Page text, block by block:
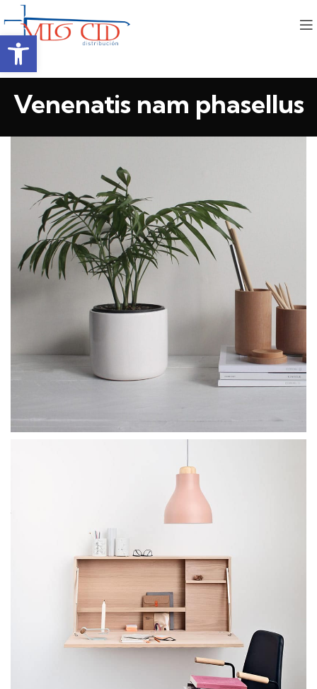
Abrir barra de herramientas
Venenatis nam phasellus